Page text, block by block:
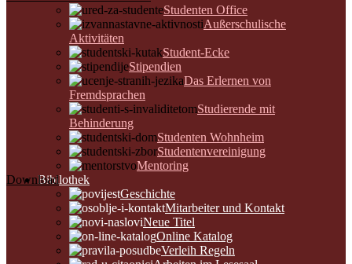
Studenten Office
Außerschulische
Aktivitäten
Student-Ecke
Stipendien
Das Erlernen von
Fremdsprachen
Studierende mit
Behinderung
Studenten Wohnheim
Studentenvereinigung
Mentoring
Bibilothek
Geschichte
Mitarbeiter und Kontakt
Neue Titel
Online Katalog
Verleih Regeln
Download